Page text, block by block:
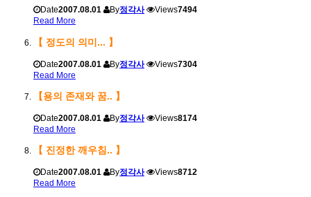
Date2007.08.01 By정각사 Views7494
Read More
【 정도의 의미... 】
Date2007.08.01 By정각사 Views7304
Read More
【용의 존재와 꿈.. 】
Date2007.08.01 By정각사 Views8174
Read More
【 진정한 깨우침.. 】
Date2007.08.01 By정각사 Views8712
Read More